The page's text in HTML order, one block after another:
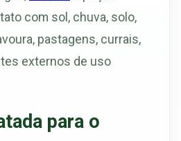
com sol, chuva, solo,
pastagens, currais,
externos de uso
para o